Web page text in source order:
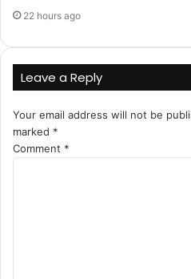
22 hours ago
Leave a Reply
Your email address will not be
marked *
Comment *